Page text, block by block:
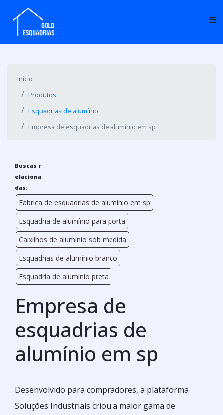
Início
Produtos
Esquadrias de alumínio
Empresa de esquadrias de alumínio em sp
Buscas r
elaciona
das:
Fabrica de esquadrias de alumínio em sp
Esquadria de alumínio para porta
Caixilhos de alumínio sob medida
Esquadrias de alumínio branco
Esquadria de alumínio preta
Empresa de
esquadrias de
alumínio em sp
Desenvolvido para compradores, a plataforma
Soluções Industriais criou a maior gama de